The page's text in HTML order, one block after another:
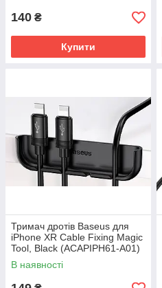
140 ₴
Купити
Тримач дротів Baseus для
iPhone XR Cable Fixing Magic
Tool, Black (ACAPIPH61-A01)
В наявності